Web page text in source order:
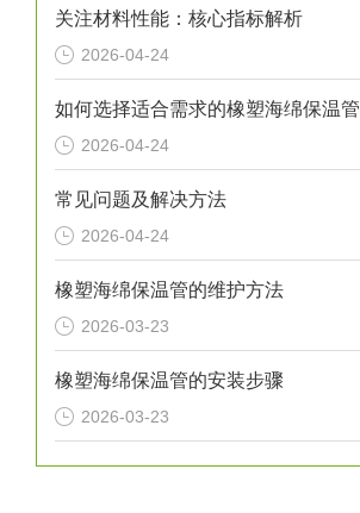
关注材料性能：核心指标解析
2026-04-24
如何选择适合需求的橡塑海绵保温管
2026-04-24
常见问题及解决方法
2026-04-24
橡塑海绵保温管的维护方法
2026-03-23
橡塑海绵保温管的安装步骤
2026-03-23